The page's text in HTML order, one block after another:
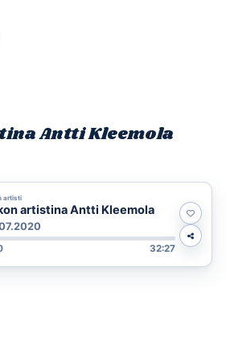
Antti Kleemola
artisti
artistina Antti Kleemola
32:27